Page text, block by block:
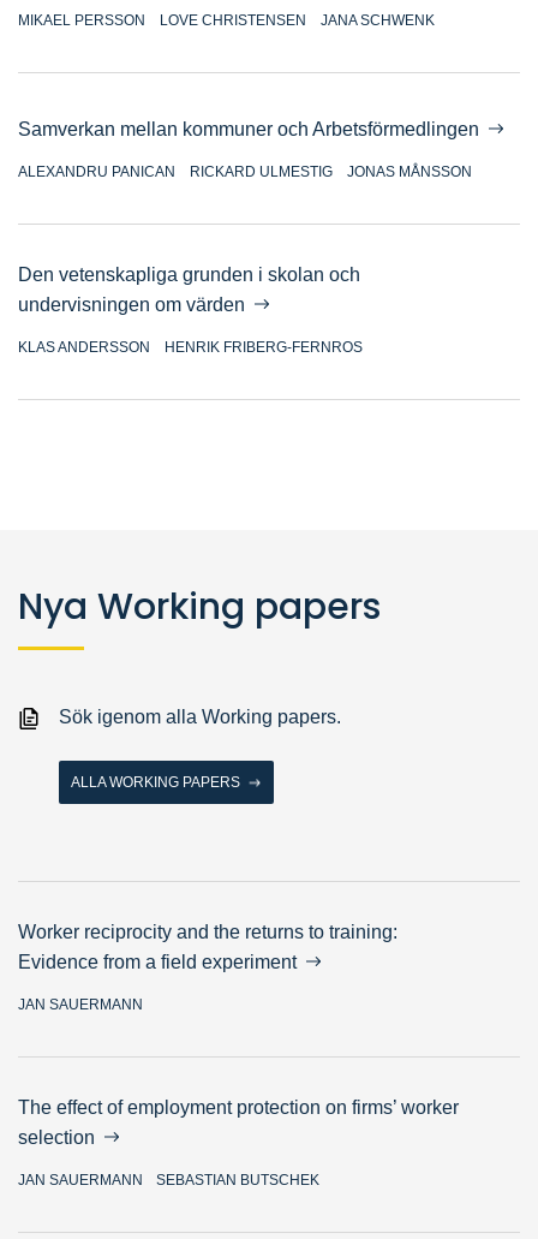
MIKAEL PERSSON LOVE CHRISTENSEN JANA SCHWENK
Samverkan mellan kommuner och Arbetsförmedlingen
ALEXANDRU PANICAN RICKARD ULMESTIG JONAS MÅNSSON
Den vetenskapliga grunden i skolan och
undervisningen om värden
KLAS ANDERSSON HENRIK FRIBERG-FERNROS
Nya Working papers
Sök igenom alla Working papers.
ALLA WORKING PAPERS
Worker reciprocity and the returns to training:
Evidence from a field experiment
JAN SAUERMANN
The effect of employment protection on firms’ worker
selection
JAN SAUERMANN SEBASTIAN BUTSCHEK